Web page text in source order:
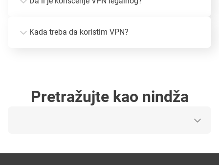
Kada treba da koristim VPN?
Pretražujte kao nindža